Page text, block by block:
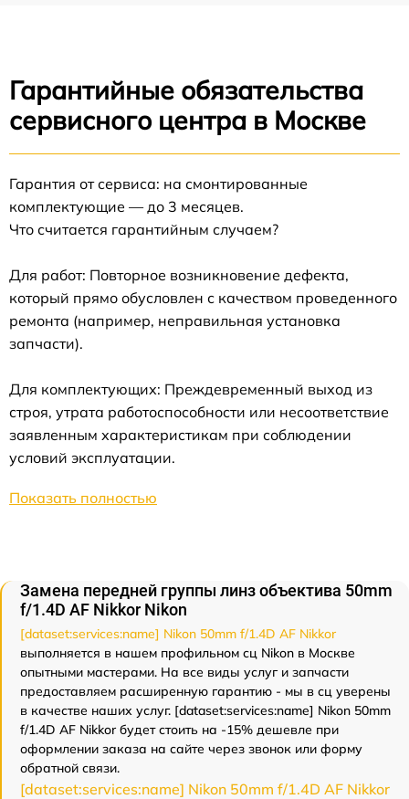
Гарантийные обязательства
сервисного центра в Москве
Гарантия от сервиса: на смонтированные
комплектующие — до 3 месяцев.
Что считается гарантийным случаем?
Для работ: Повторное возникновение дефекта,
который прямо обусловлен с качеством проведенного
ремонта (например, неправильная установка
запчасти).
Для комплектующих: Преждевременный выход из
строя, утрата работоспособности или несоответствие
заявленным характеристикам при соблюдении
условий эксплуатации.
Показать полностью
Замена передней группы линз объектива 50mm
f/1.4D AF Nikkor Nikon
[dataset:services:name] Nikon 50mm f/1.4D AF Nikkor
выполняется в нашем профильном сц Nikon в Москве
опытными мастерами. На все виды услуг и запчасти
предоставляем расширенную гарантию - мы в сц уверены
в качестве наших услуг. [dataset:services:name] Nikon 50mm
f/1.4D AF Nikkor будет стоить на -15% дешевле при
оформлении заказа на сайте через звонок или форму
обратной связи.
[dataset:services:name] Nikon 50mm f/1.4D AF Nikkor